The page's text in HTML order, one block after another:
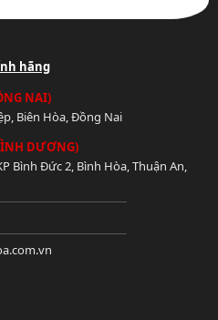
hãng
NAI)
Biên Hòa, Đồng Nai
DƯƠNG)
Bình Đức 2, Bình Hòa, Thuận An,